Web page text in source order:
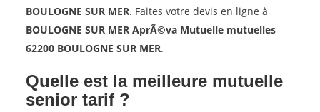
BOULOGNE SUR MER. Faites votre devis en ligne à
BOULOGNE SUR MER AprÃ©va Mutuelle mutuelles
62200 BOULOGNE SUR MER.
Quelle est la meilleure mutuelle
senior tarif ?